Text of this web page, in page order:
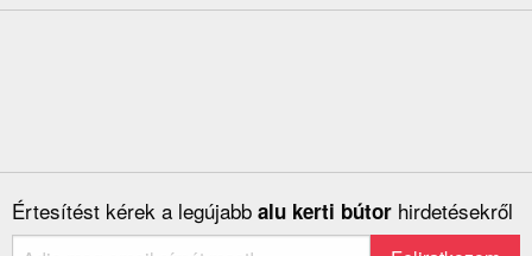
Értesítést kérek a legújabb alu kerti bútor hirdetésekről